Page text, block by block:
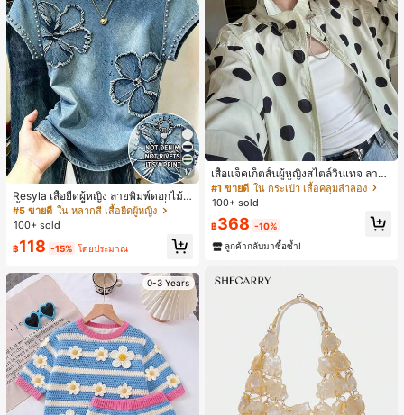
17
Resyla เสื้อยืดผู้หญิง ลายพิมพ์ดอกไม้สี
น้ำเงินวินเทจ เสื้อสำหรับออกไปเที่ยวฤ
ดูร้อน ดีไซน์กราฟิก สบายๆ อเนกประสง
องเที่ยวกลางแจ้ง
#5 ขายดี ใน หลากสี เสื้อยืดผู้หญิง
100+ sold
฿118 -15% โดยประมาณ
0-3 Years
เสื้อแจ็คเก็ตสั้นผู้หญิงสไตล์วินเทจ ลายจุ
ดขนาดใหญ่ คอตั้ง เอวเข้ารูป แขนพอง
ทรงหลวม แฟชั่นอเนกประสงค์ สำหรับใ
#1 ขายดี ใน กระเป๋า เสื้อคลุมลำลอง
100+ sold
฿368 -10%
ลูกค้ากลับมาซื้อซ้ำ!